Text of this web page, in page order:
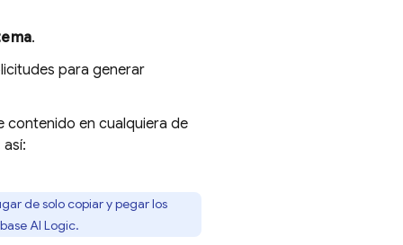
.
para generar
contenido en cualquiera de
de solo copiar y pegar los
AI Logic.